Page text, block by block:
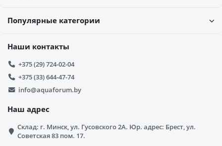
Популярные категории
Наши контакты
+375 (29) 724-02-04
+375 (33) 644-47-74
info@aquaforum.by
Наш адрес
Склад: г. Минск, ул. Гусовского 2А. Юр. адрес: Брест, ул.
Советская 83 пом. 17.